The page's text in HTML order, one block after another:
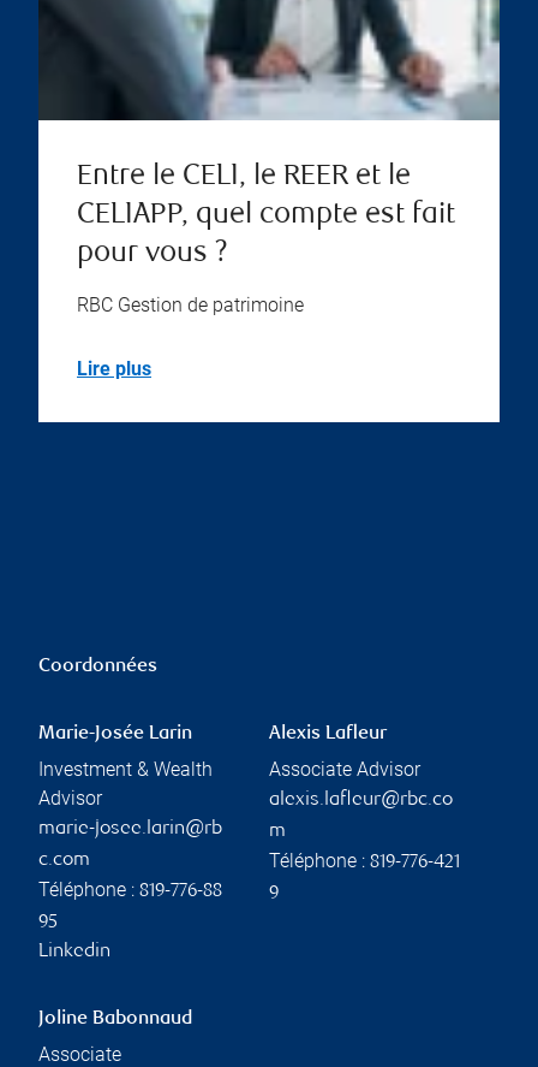
Entre le CELI, le REER et le
CELIAPP, quel compte est fait
pour vous ?
RBC Gestion de patrimoine
Lire plus
Coordonnées
Marie-Josée Larin
Investment & Wealth
Advisor
marie-josee.larin@rb
c.com
Téléphone : 819-776-88
95
Linkedin
Alexis Lafleur
Associate Advisor
alexis.lafleur@rbc.co
m
Téléphone : 819-776-421
9
Joline Babonnaud
Associate